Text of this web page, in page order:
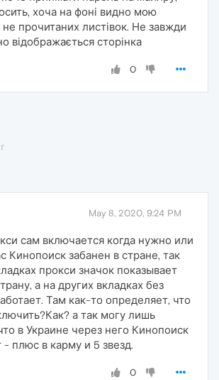
хоча на фоні видно мою
не прочитаних листівок. Не завжди
відображається сторінка
0
May 8, 2020, 9:24 PM
сам включается когда нужно или
Кинопоиск забанен в стране, так
прокси значок показывает
а на других вкладках без
Там как-то определяет, что
а так могу лишь
в Украине через него Кинопоиск
- плюс в карму и 5 звезд.
0